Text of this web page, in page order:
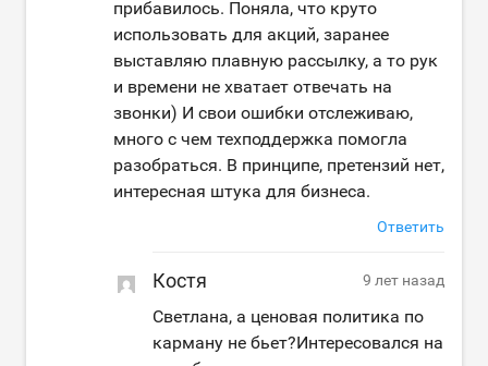
прибавилось. Поняла, что круто
использовать для акций, заранее
выставляю плавную рассылку, а то рук
и времени не хватает отвечать на
звонки) И свои ошибки отслеживаю,
много с чем техподдержка помогла
разобраться. В принципе, претензий нет,
интересная штука для бизнеса.
Ответить
Костя 9 лет назад
Светлана, а ценовая политика по
карману не бьет?Интересовался на